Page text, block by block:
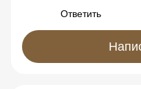
Ответить